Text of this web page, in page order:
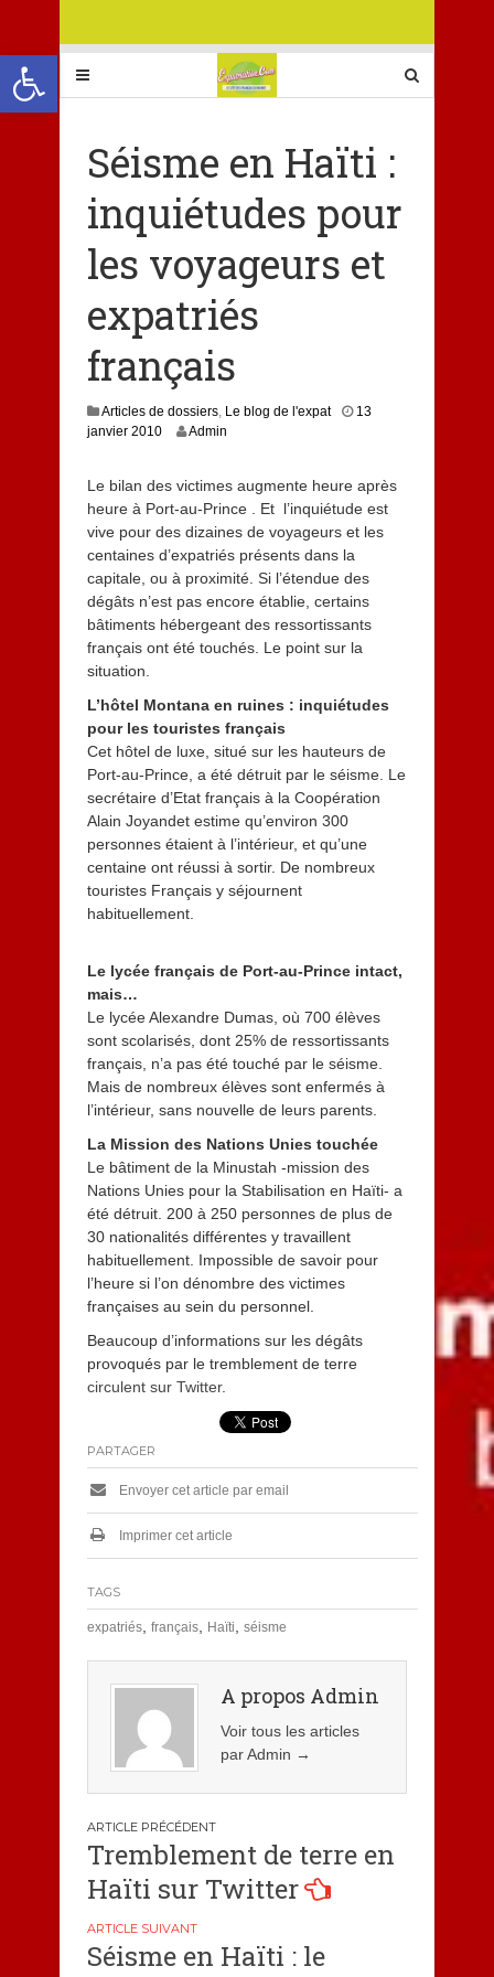
Ouvrir la barre d’outils
Séisme en Haïti :
inquiétudes pour
les voyageurs et
expatriés
français
Articles de dossiers, Le blog de l'expat
13
janvier 2010
Admin
Le bilan des victimes augmente heure après
heure à Port-au-Prince . Et l’inquiétude est
vive pour des dizaines de voyageurs et les
centaines d’expatriés présents dans la
capitale, ou à proximité. Si l’étendue des
dégâts n’est pas encore établie, certains
bâtiments hébergeant des ressortissants
français ont été touchés. Le point sur la
situation.
L’hôtel Montana en ruines : inquiétudes
pour les touristes français
Cet hôtel de luxe, situé sur les hauteurs de
Port-au-Prince, a été détruit par le séisme. Le
secrétaire d’Etat français à la Coopération
Alain Joyandet estime qu’environ 300
personnes étaient à l’intérieur, et qu’une
centaine ont réussi à sortir. De nombreux
touristes Français y séjournent
habituellement.
Le lycée français de Port-au-Prince intact,
mais…
Le lycée Alexandre Dumas, où 700 élèves
sont scolarisés, dont 25% de ressortissants
français, n’a pas été touché par le séisme.
Mais de nombreux élèves sont enfermés à
l’intérieur, sans nouvelle de leurs parents.
La Mission des Nations Unies touchée
Le bâtiment de la Minustah -mission des
Nations Unies pour la Stabilisation en Haïti- a
été détruit. 200 à 250 personnes de plus de
30 nationalités différentes y travaillent
habituellement. Impossible de savoir pour
l’heure si l’on dénombre des victimes
françaises au sein du personnel.
Beaucoup d’informations sur les dégâts
provoqués par le tremblement de terre
circulent sur Twitter.
PARTAGER
Envoyer cet article par email
Imprimer cet article
TAGS
expatriés, français, Haïti séisme
A propos Admin
Voir tous les articles
par Admin →
Navigation
de
l’article
Tremblement de terre en
Haïti sur Twitter
Séisme en Haïti : le